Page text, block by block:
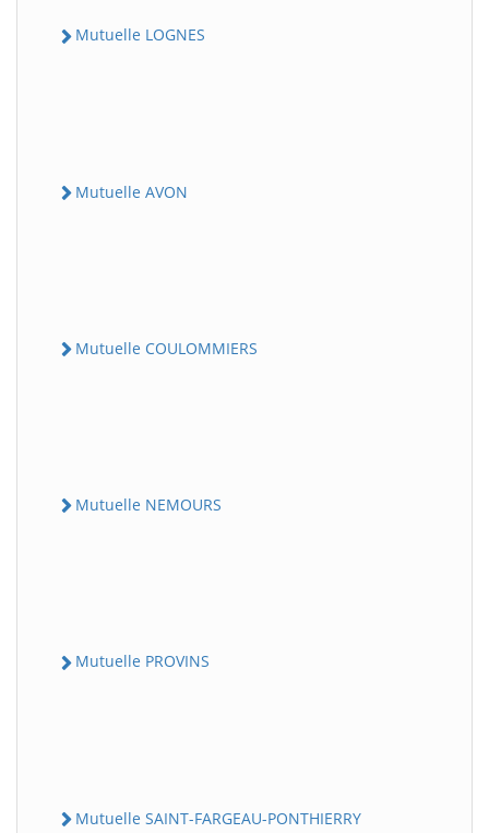
Mutuelle LOGNES
Mutuelle AVON
Mutuelle COULOMMIERS
Mutuelle NEMOURS
Mutuelle PROVINS
Mutuelle SAINT-FARGEAU-PONTHIERRY